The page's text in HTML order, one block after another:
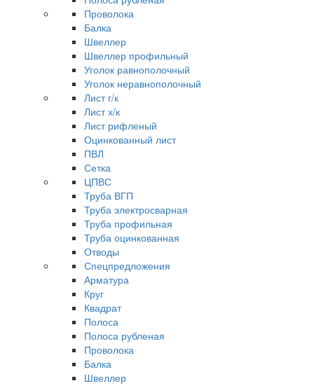
Проволока
Балка
Швеллер
Швеллер профильный
Уголок равнополочный
Уголок неравнополочный
Лист г/к
Лист х/к
Лист рифленый
Оцинкованный лист
ПВЛ
Сетка
ЦПВС
Труба ВГП
Труба электросварная
Труба профильная
Труба оцинкованная
Отводы
Спецпредложения
Арматура
Круг
Квадрат
Полоса
Полоса рубленая
Проволока
Балка
Швеллер